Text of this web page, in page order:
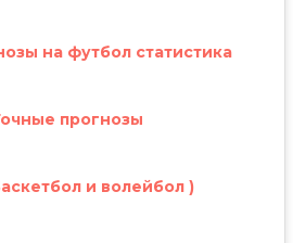
на футбол статистика
прогнозы
и волейбол )